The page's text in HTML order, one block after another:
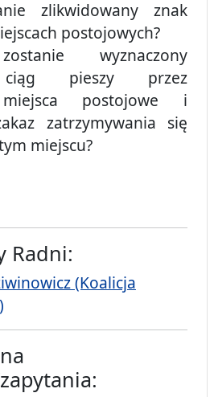
zlikwidowany znak
postojowych?
wyznaczony
ciąg pieszy przez
miejsca postojowe i
zatrzymywania się
miejscu?
Radni:
(Koalicja